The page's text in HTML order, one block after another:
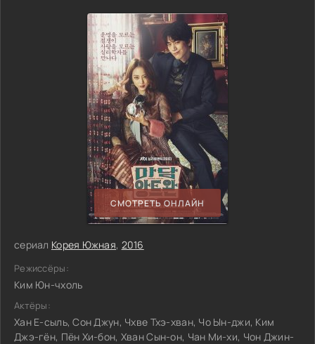
СМОТРЕТЬ ОНЛАЙН
сериал Корея Южная, 2016
Режиссёры:
Ким Юн-чхоль
Актёры:
Хан Е-сыль, Сон Джун, Чхве Тхэ-хван, Чо Ын-джи, Ким
Джэ-гён, Пён Хи-бон, Хван Сын-он, Чан Ми-хи, Чон Джин-